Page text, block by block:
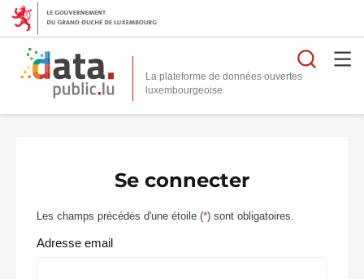
La plateforme de données ouvertes
Se connecter
Les champs précédés d'une étoile (*) sont obligatoires.
Adresse email